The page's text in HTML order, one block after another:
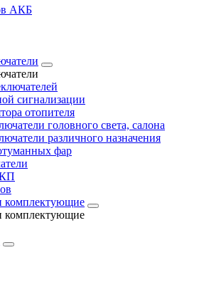
АКБ
сигнализации
отопителя
головного света, салона
различного назначения
фар
комплектующие
комплектующие